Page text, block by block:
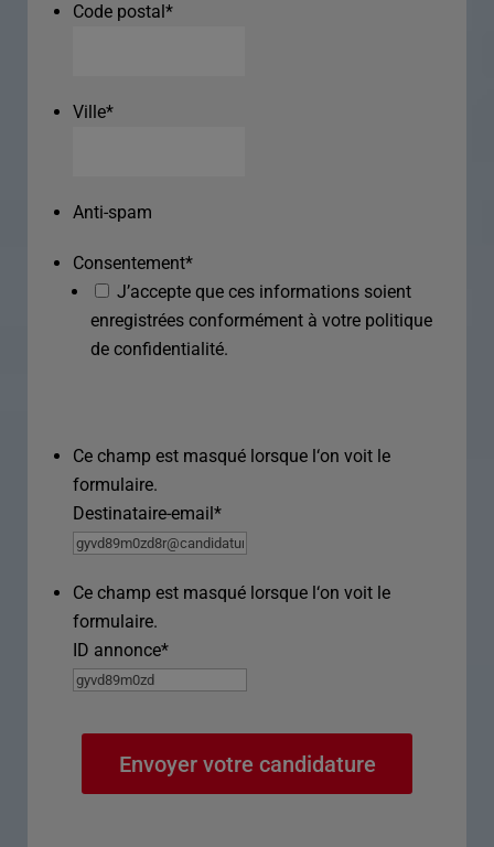
Code postal*
Ville*
Anti-spam
Consentement*
J’accepte que ces informations soient
enregistrées conformément à votre politique
de confidentialité.
Ce champ est masqué lorsque l‘on voit le
formulaire.
Destinataire-email*
Ce champ est masqué lorsque l‘on voit le
formulaire.
ID annonce*